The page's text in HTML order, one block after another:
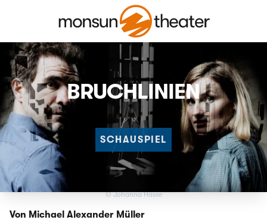
BRUCHLINIEN
SCHAUSPIEL
© Johanna Hasse
Von Michael Alexander Müller